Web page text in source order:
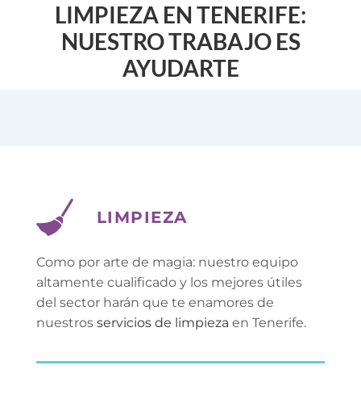
LIMPIEZA EN TENERIFE:
NUESTRO TRABAJO ES
AYUDARTE
LIMPIEZA
Como por arte de magia: nuestro equipo
altamente cualificado y los mejores útiles
del sector harán que te enamores de
nuestros servicios de limpieza en Tenerife.